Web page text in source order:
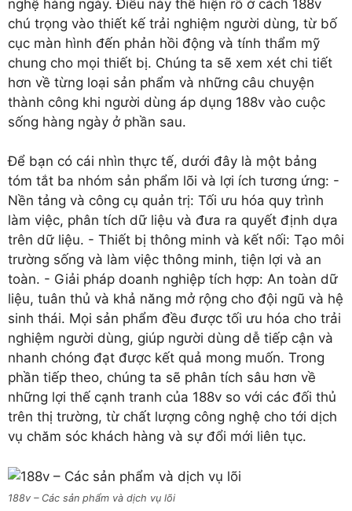
nghệ hàng ngày. Điều này thể hiện rõ ở cách 188v
chú trọng vào thiết kế trải nghiệm người dùng, từ bố
cục màn hình đến phản hồi động và tính thẩm mỹ
chung cho mọi thiết bị. Chúng ta sẽ xem xét chi tiết
hơn về từng loại sản phẩm và những câu chuyện
thành công khi người dùng áp dụng 188v vào cuộc
sống hàng ngày ở phần sau.
Để bạn có cái nhìn thực tế, dưới đây là một bảng
tóm tắt ba nhóm sản phẩm lõi và lợi ích tương ứng: -
Nền tảng và công cụ quản trị: Tối ưu hóa quy trình
làm việc, phân tích dữ liệu và đưa ra quyết định dựa
trên dữ liệu. - Thiết bị thông minh và kết nối: Tạo môi
trường sống và làm việc thông minh, tiện lợi và an
toàn. - Giải pháp doanh nghiệp tích hợp: An toàn dữ
liệu, tuân thủ và khả năng mở rộng cho đội ngũ và hệ
sinh thái. Mọi sản phẩm đều được tối ưu hóa cho trải
nghiệm người dùng, giúp người dùng dễ tiếp cận và
nhanh chóng đạt được kết quả mong muốn. Trong
phần tiếp theo, chúng ta sẽ phân tích sâu hơn về
những lợi thế cạnh tranh của 188v so với các đối thủ
trên thị trường, từ chất lượng công nghệ cho tới dịch
vụ chăm sóc khách hàng và sự đổi mới liên tục.
188v – Các sản phẩm và dịch vụ lõi